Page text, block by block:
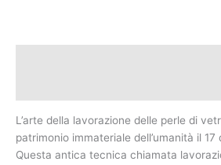
L’arte della lavorazione delle perle di
patrimonio immateriale dell’umanità il
Questa antica tecnica chiamata